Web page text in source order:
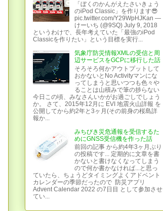
「ぼくのかんがえたさいきょう
のiPod Classic」を作ります😎
pic.twitter.com/Y29WpHJKan —
けーいち (@9SQ) July 9, 2018
というわけで、長年考えていた「最強のiPod
Classicを作りたい」という目標を実行...
気象庁防災情報XMLの受信と周
辺サービスをGCPに移行した話
そろそろ何かアウトプットして
おかないとNo Activityマンにな
ってしまうと思いつつも色々や
ることは山積みで筆の捗らない
今日この頃、みなさんいかがお過ごしでしょう
か。 さて、2015年12月に EVI 地震火山詳報 を
公開してから約2年と3ヶ月(その前身の桜島詳
報か...
みちびき災危通報を受信するた
めにGNSS受信機を作った話
前回の記事 から約4年3ヶ月ぶり
の投稿です... 定期的に文章を書
かないと書けなくなってしまう
ので何か書かなければ...と思っ
ていたら、ちょうどタイミングよくアドベント
カレンダーの季節だったので 防災アプリ
Advent Calendar 2022 の7日目 として参加させ
てい...